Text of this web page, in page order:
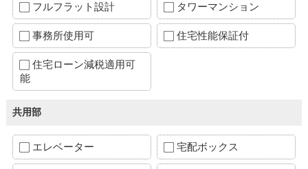
フルフラット設計 タワーマンション
事務所使用可 住宅性能保証付
住宅ローン減税適用可
能
共用部
エレベーター 宅配ボックス